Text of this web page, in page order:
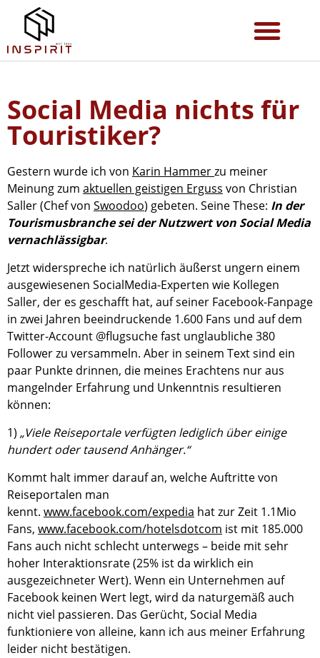
Social Media nichts für
Touristiker?
Gestern wurde ich von Karin Hammerzu meiner
Meinung zum aktuellen geistigen Erguss von Christian
Saller (Chef von Swoodoo) gebeten. Seine These: In der
Tourismusbranche sei der Nutzwert von Social Media
vernachlässigbar.
Jetzt widerspreche ich natürlich äußerst ungern einem
ausgewiesenen SocialMedia-Experten wie Kollegen
Saller, der es geschafft hat, auf seiner Facebook-Fanpage
in zwei Jahren beeindruckende 1.600 Fans und auf dem
Twitter-Account @flugsuche fast unglaubliche 380
Follower zu versammeln. Aber in seinem Text sind ein
paar Punkte drinnen, die meines Erachtens nur aus
mangelnder Erfahrung und Unkenntnis resultieren
können:
1) „Viele Reiseportale verfügten lediglich über einige
hundert oder tausend Anhänger.“
Kommt halt immer darauf an, welche Auftritte von
Reiseportalen man
kennt. www.facebook.com/expedia hat zur Zeit 1.1Mio
Fans, www.facebook.com/hotelsdotcom ist mit 185.000
Fans auch nicht schlecht unterwegs – beide mit sehr
hoher Interaktionsrate (25% ist da wirklich ein
ausgezeichneter Wert). Wenn ein Unternehmen auf
Facebook keinen Wert legt, wird da naturgemäß auch
nicht viel passieren. Das Gerücht, Social Media
funktioniere von alleine, kann ich aus meiner Erfahrung
leider nicht bestätigen.